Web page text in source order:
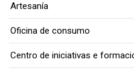
Artesanía
Oficina de consumo
Centro de iniciativas e